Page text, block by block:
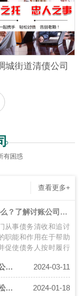
城街道清债公司
有困惑
查看更多+
义乌讨债公司是什么？了解讨账公司的职能和作用
从事债务清收和追讨
职能和作用在于帮助
促使债务人按时履行
义乌讨债公司费用如何收取？了解要账公司的收费方式 2024-03-11
义乌讨债公司追账如何做？怎么帮你轻松讨债？ 2024-01-18